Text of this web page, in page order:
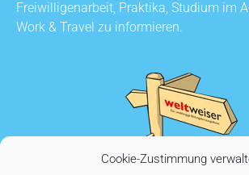
Cookie-Zustimmung
Freiwilligenarbeit, Praktika, Studium im
Work & Travel zu informieren.